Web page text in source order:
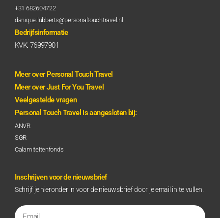
+31 682604722
danique.lubberts@personaltouchtravel.nl
Bedrijfsinformatie
KVK: 76997901
Meer over Personal Touch Travel
Meer over Just For You Travel
Veelgestelde vragen
Personal Touch Travel is aangesloten bij:
ANVR
SGR
Calamiteitenfonds
Inschrijven voor de nieuwsbrief
Schrijf je hieronder in voor de nieuwsbrief door je email in te vullen.